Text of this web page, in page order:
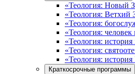
«Теология: Новый
«Теология: Ветхий
«Теология:
«Теология:
«Теология:
«Теология:
«Теология:
Краткосрочные программы